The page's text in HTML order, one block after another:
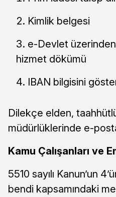
Kimlik belgesi
e-Devlet üzerinden
hizmet dökümü
IBAN bilgisini
Dilekçe elden,
müdürlüklerinde e-
Kamu Çalışanları ve
5510 sayılı Kanun’un
bendi kapsamındaki